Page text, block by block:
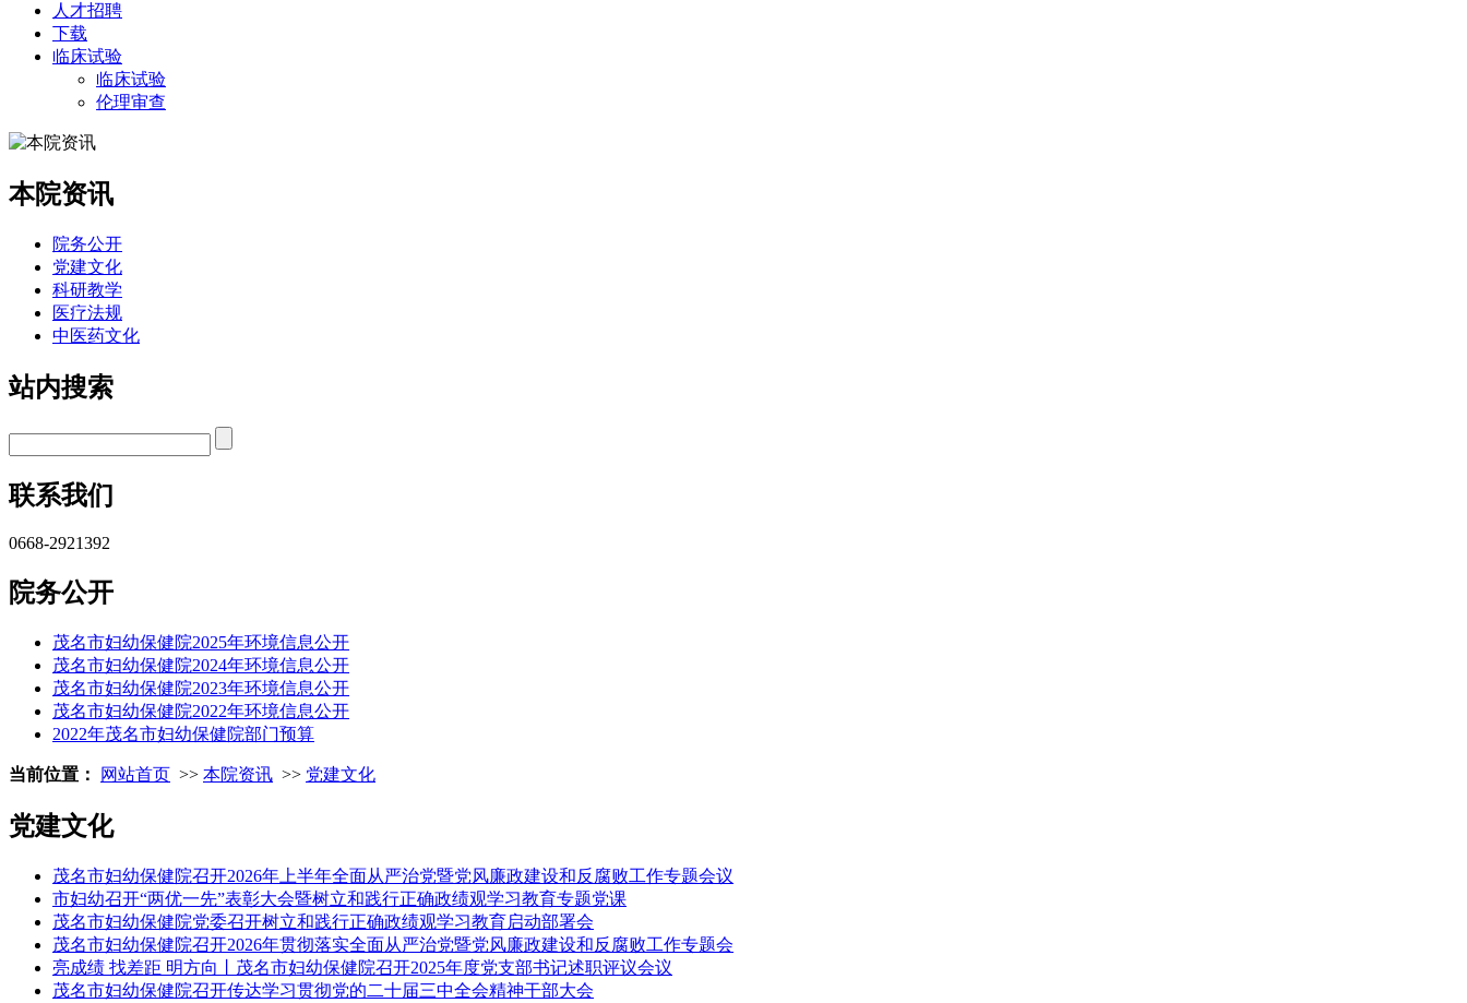
人才招聘
下载
临床试验
临床试验
伦理审查
本院资讯
院务公开
党建文化
科研教学
医疗法规
中医药文化
站内搜索
联系我们
0668-2921392
院务公开
茂名市妇幼保健院2025年环境信息公开
茂名市妇幼保健院2024年环境信息公开
茂名市妇幼保健院2023年环境信息公开
茂名市妇幼保健院2022年环境信息公开
2022年茂名市妇幼保健院部门预算
当前位置： 网站首页 >> 本院资讯 >> 党建文化
党建文化
茂名市妇幼保健院召开2026年上半年全面从严治党暨党风廉政建设和反腐败工作专题会议
市妇幼召开“两优一先”表彰大会暨树立和践行正确政绩观学习教育专题党课
茂名市妇幼保健院党委召开树立和践行正确政绩观学习教育启动部署会
茂名市妇幼保健院召开2026年贯彻落实全面从严治党暨党风廉政建设和反腐败工作专题会
亮成绩 找差距 明方向丨茂名市妇幼保健院召开2025年度党支部书记述职评议会议
茂名市妇幼保健院召开传达学习贯彻党的二十届三中全会精神干部大会